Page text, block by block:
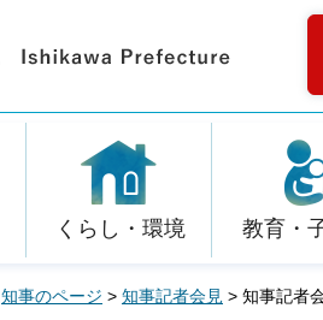
くらし・環境 教育・
知事のページ > 知事記者会見 > 知事記者